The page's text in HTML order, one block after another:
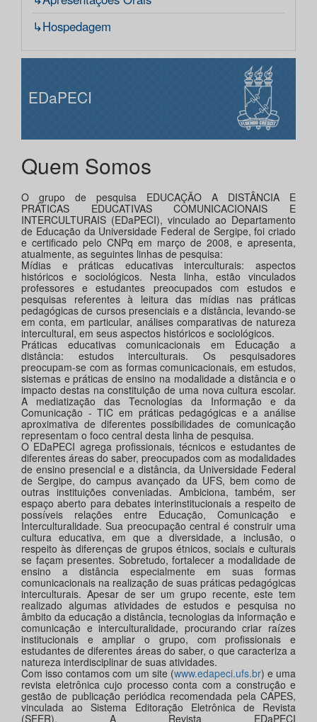
↳Hospedagem
EDaPECI
Quem Somos
O grupo de pesquisa EDUCAÇÃO A DISTÂNCIA E
PRÁTICAS EDUCATIVAS COMUNICACIONAIS E
INTERCULTURAIS (EDaPECI), vinculado ao Departamento
de Educação da Universidade Federal de Sergipe, foi criado
e certificado pelo CNPq em março de 2008, e apresenta,
atualmente, as seguintes linhas de pesquisa:
Mídias e práticas educativas interculturais: aspectos
históricos e sociológicos. Nesta linha, estão vinculados
professores e estudantes preocupados com estudos e
pesquisas referentes à leitura das mídias nas práticas
pedagógicas de cursos presenciais e a distância, levando-se
em conta, em particular, análises comparativas de natureza
intercultural, em seus aspectos históricos e sociológicos.
Práticas educativas comunicacionais em Educação a
distância: estudos interculturais. Os pesquisadores
preocupam-se com as formas comunicacionais, em estudos,
sistemas e práticas de ensino na modalidade a distância e o
impacto destas na constituição de uma nova cultura escolar.
A mediatização das Tecnologias da Informação e da
Comunicação - TIC em práticas pedagógicas e a análise
aproximativa de diferentes possibilidades de comunicação
representam o foco central desta linha de pesquisa.
O EDaPECI agrega profissionais, técnicos e estudantes de
diferentes áreas do saber, preocupados com as modalidades
de ensino presencial e a distância, da Universidade Federal
de Sergipe, do campus avançado da UFS, bem como de
outras instituições conveniadas. Ambiciona, também, ser
espaço aberto para debates interinstitucionais a respeito de
possíveis relações entre Educação, Comunicação e
Interculturalidade. Sua preocupação central é construir uma
cultura educativa, em que a diversidade, a inclusão, o
respeito às diferenças de grupos étnicos, sociais e culturais
se façam presentes. Sobretudo, fortalecer a modalidade de
ensino a distância especialmente em suas formas
comunicacionais na realização de suas práticas pedagógicas
interculturais. Apesar de ser um grupo recente, este tem
realizado algumas atividades de estudos e pesquisa no
âmbito da educação a distância, tecnologias da informação e
comunicação e interculturalidade, procurando criar raízes
institucionais e ampliar o grupo, com profissionais e
estudantes de diferentes áreas do saber, o que caracteriza a
natureza interdisciplinar de suas atividades.
Com isso contamos com um site (www.edapeci.ufs.br) e uma
revista eletrônica cujo processo conta com a construção e
gestão de publicação periódica recomendada pela CAPES,
vinculada ao Sistema Editoração Eletrônica de Revista
(SEER). A Revista EDaPECI